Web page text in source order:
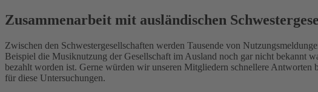
Zusammenarbeit mit ausländischen
Zwischen den Schwestergesellschaften werden Tausende von
Beispiel die Musiknutzung der Gesellschaft im Ausland noch gar nicht bekannt
bezahlt worden ist. Gerne würden wir unseren Mitgliedern schnellere
für diese Untersuchungen.